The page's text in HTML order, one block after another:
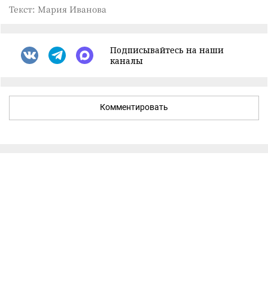
Текст: Мария Иванова
Подписывайтесь на наши
каналы
Комментировать